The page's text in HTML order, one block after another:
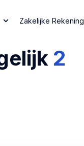
Zakelijke Rekening
2